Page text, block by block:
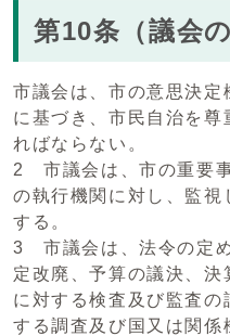
第10条（議会
市議会は、市の意思決定
に基づき、市民自治を
ればならない。
2 市議会は、市の重要
の執行機関に対し、監
する。
3 市議会は、法令の定
定改廃、予算の議決、決
に対する検査及び監査の
する調査及び国又は関